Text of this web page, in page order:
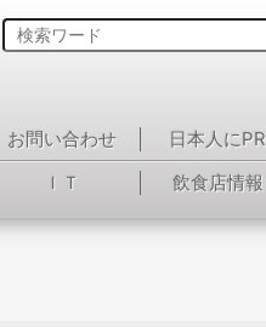
お問い合わせ
日本人にPR
ＩＴ 飲食店情報